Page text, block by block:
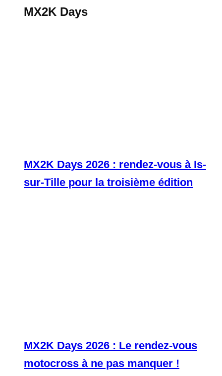
MX2K Days
MX2K Days 2026 : rendez-vous à Is-
sur-Tille pour la troisième édition
MX2K Days 2026 : Le rendez-vous
motocross à ne pas manquer !